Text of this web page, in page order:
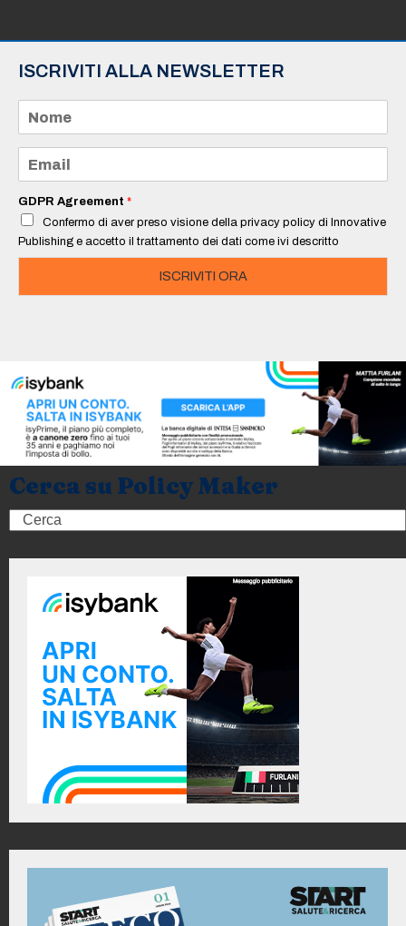
ISCRIVITI ALLA NEWSLETTER
m
e
a
i
*
GDPR Agreement *
Confermo di aver preso visione della privacy policy di Innovative
Publishing e accetto il trattamento dei dati come ivi descritto
ISCRIVITI ORA
Cerca su Policy Maker
Search